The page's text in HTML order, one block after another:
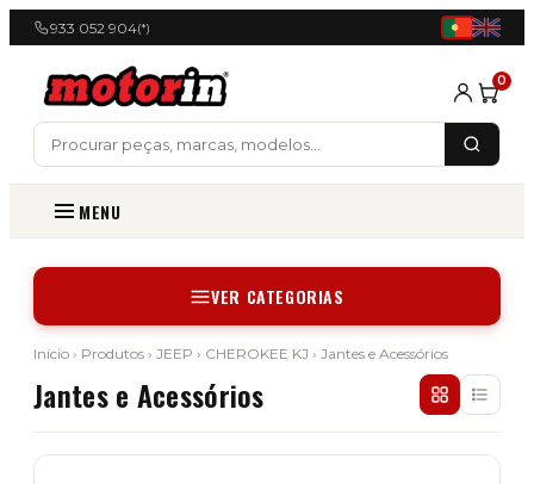
933 052 904(*)
0
MENU
VER CATEGORIAS
Início › Produtos › JEEP › CHEROKEE KJ › Jantes e Acessórios
Jantes e Acessórios